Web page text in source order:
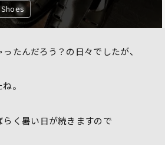
たんだろう？の日々でしたが、
。
く暑い日が続きますので